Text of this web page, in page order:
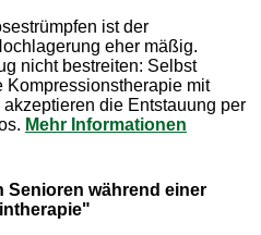
ist der
eher mäßig.
nicht bestreiten: Selbst
Kompressionstherapie mit
die Entstauung per
Mehr Informationen
Senioren während einer